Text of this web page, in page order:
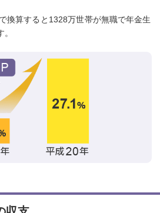
換算すると1328万世帯が無職で年金生